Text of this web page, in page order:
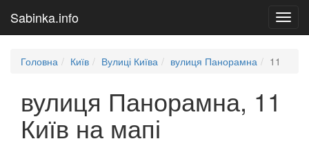
Sabinka.info
Головна Київ Вулиці Київа вулиця Панорамна 11
вулиця Панорамна, 11
Київ на мапі